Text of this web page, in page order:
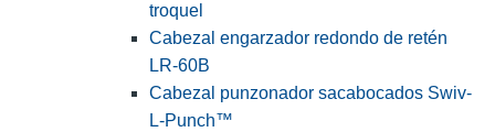
troquel
Cabezal engarzador redondo de retén
LR-60B
Cabezal punzonador sacabocados Swiv-
L-Punch™